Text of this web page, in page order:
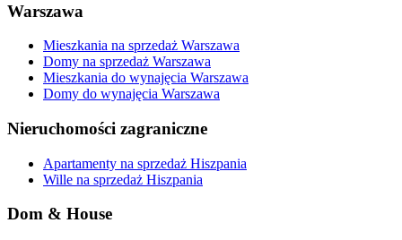
Warszawa
Mieszkania na sprzedaż Warszawa
Domy na sprzedaż Warszawa
Mieszkania do wynajęcia Warszawa
Domy do wynajęcia Warszawa
Nieruchomości zagraniczne
Apartamenty na sprzedaż Hiszpania
Wille na sprzedaż Hiszpania
Dom & House